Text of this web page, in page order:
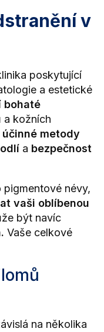
v
poskytující
a estetické
bohaté
a kožních
metody
a bezpečnost
pigmentové névy,
vaši oblíbenou
být navíc
Vaše celkové
na několika